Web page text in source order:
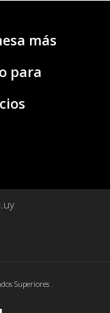
más
para
Superiores .